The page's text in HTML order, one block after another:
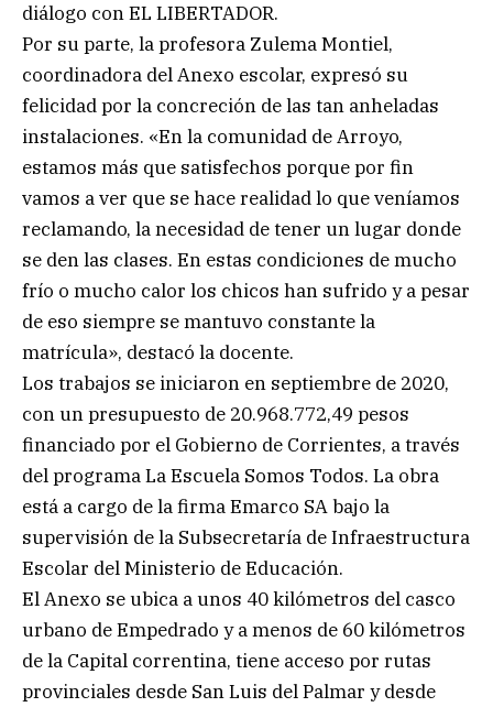
diálogo con EL LIBERTADOR.
Por su parte, la profesora Zulema Montiel,
coordinadora del Anexo escolar, expresó su
felicidad por la concreción de las tan anheladas
instalaciones. «En la comunidad de Arroyo,
estamos más que satisfechos porque por fin
vamos a ver que se hace realidad lo que veníamos
reclamando, la necesidad de tener un lugar donde
se den las clases. En estas condiciones de mucho
frío o mucho calor los chicos han sufrido y a pesar
de eso siempre se mantuvo constante la
matrícula», destacó la docente.
Los trabajos se iniciaron en septiembre de 2020,
con un presupuesto de 20.968.772,49 pesos
financiado por el Gobierno de Corrientes, a través
del programa La Escuela Somos Todos. La obra
está a cargo de la firma Emarco SA bajo la
supervisión de la Subsecretaría de Infraestructura
Escolar del Ministerio de Educación.
El Anexo se ubica a unos 40 kilómetros del casco
urbano de Empedrado y a menos de 60 kilómetros
de la Capital correntina, tiene acceso por rutas
provinciales desde San Luis del Palmar y desde